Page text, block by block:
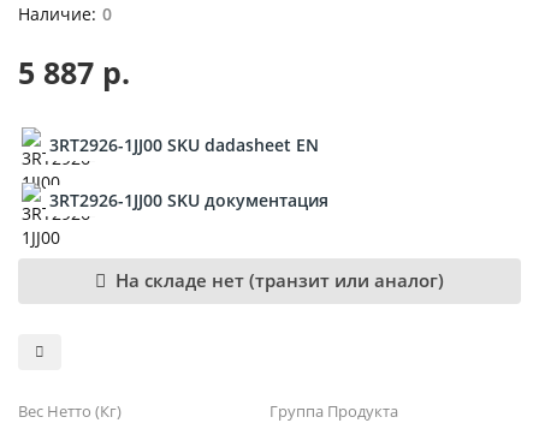
0
5 887 р.
3RT2926-1JJ00 SKU dadasheet EN
3RT2926-1JJ00 SKU документация
На складе нет (транзит или аналог)
Вес Нетто (Кг) Группа Продукта